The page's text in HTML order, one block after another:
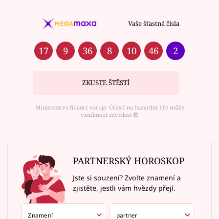
Vaše šťastná čísla
17 9 36 8 10 46 2
ZKUSTE ŠTĚSTÍ
Ministerstvo financí varuje: Účastí na hazardní hře může
vzniknout závislost ⑱
PARTNERSKÝ HOROSKOP
Jste si souzení? Zvolte znamení a
zjistěte, jestli vám hvězdy přejí.